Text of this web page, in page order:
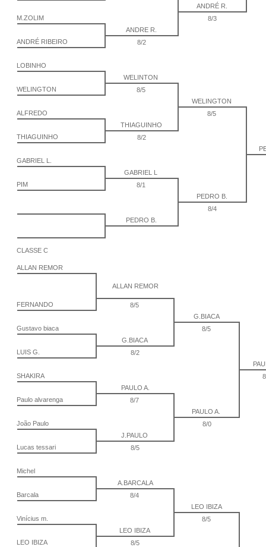
ANDRÉ R.
M.ZOLIM
8/3
ANDRE R.
ANDRÉ RIBEIRO
8/2
LOBINHO
WELINTON
WELINGTON
8/5
WELINGTON
ALFREDO
8/5
THIAGUINHO
THIAGUINHO
8/2
GABRIEL L.
GABRIEL L
PIM
8/1
PEDRO B.
8/4
PEDRO B.
CLASSE C
ALLAN REMOR
ALLAN REMOR
FERNANDO
8/5
G.BIACA
Gustavo biaca
8/5
G.BIACA
LUIS G.
8/2
SHAKIRA
PAULO A.
Paulo alvarenga
8/7
PAULO A.
João Paulo
8/0
J.PAULO
Lucas tessari
8/5
Michel
A.BARCALA
Barcala
8/4
LEO IBIZA
Vinícius m.
8/5
LEO IBIZA
LEO IBIZA
8/5